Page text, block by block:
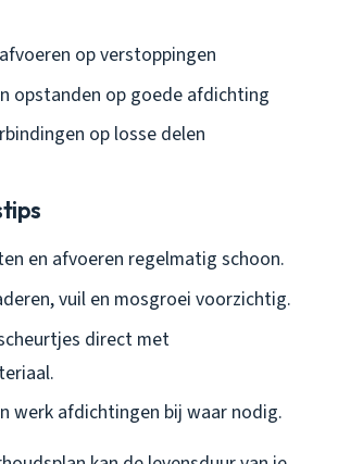
op verstoppingen
opstanden op goede afdichting
op losse delen
en afvoeren regelmatig schoon.
vuil en mosgroei voorzichtig.
direct met
werk afdichtingen bij waar nodig.